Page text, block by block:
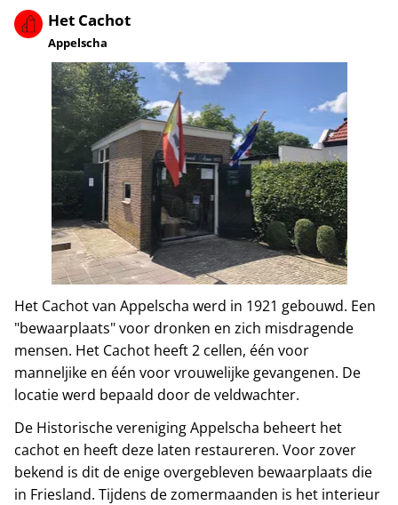
Het Cachot
Appelscha
Het Cachot van Appelscha werd in 1921 gebouwd. Een
"bewaarplaats" voor dronken en zich misdragende
mensen. Het Cachot heeft 2 cellen, één voor
manneljike en één voor vrouwelijke gevangenen. De
locatie werd bepaald door de veldwachter.
De Historische vereniging Appelscha beheert het
cachot en heeft deze laten restaureren. Voor zover
bekend is dit de enige overgebleven bewaarplaats die
in Friesland. Tijdens de zomermaanden is het interieur